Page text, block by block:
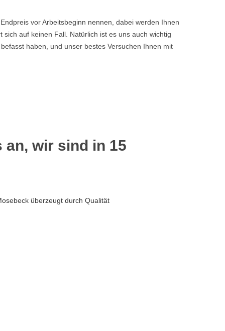
vor Arbeitsbeginn nennen, dabei werden Ihnen
auf keinen Fall. Natürlich ist es uns auch wichtig
haben, und unser bestes Versuchen Ihnen mit
an, wir sind in 15
überzeugt durch Qualität